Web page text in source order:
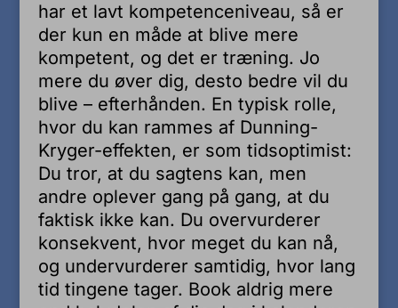
har et lavt kompetenceniveau, så er
der kun en måde at blive mere
kompetent, og det er træning. Jo
mere du øver dig, desto bedre vil du
blive – efterhånden. En typisk rolle,
hvor du kan rammes af Dunning-
Kryger-effekten, er som tidsoptimist:
Du tror, at du sagtens kan, men
andre oplever gang på gang, at du
faktisk ikke kan. Du overvurderer
konsekvent, hvor meget du kan nå,
og undervurderer samtidig, hvor lang
tid tingene tager. Book aldrig mere